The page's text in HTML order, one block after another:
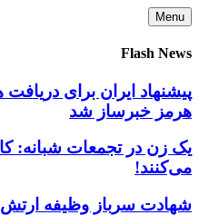
Skip
to
content
Menu
Flash News
پیشنهاد ایران برای
هرمز خبرساز شد
یک زن در تجمعات شبانه:
می‌کنند!
شهادت سرباز وظیفه ارتش